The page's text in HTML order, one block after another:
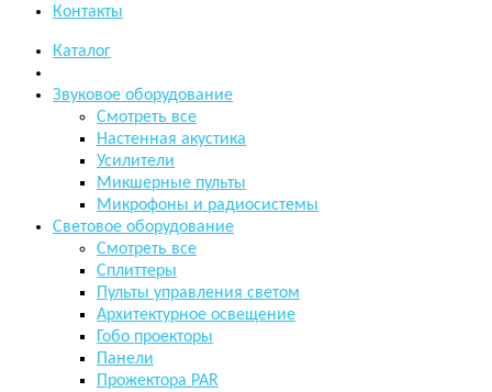
Контакты
Каталог
Звуковое оборудование
Смотреть все
Настенная акустика
​Усилители
Микшерные пульты
Микрофоны и радиосистемы
Световое оборудование
Смотреть все
Сплиттеры
Пульты управления светом
Архитектурное освещение
Гобо проекторы
Панели
Прожектора PAR